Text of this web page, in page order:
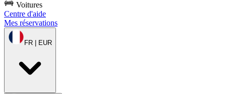
Voitures
Centre d'aide
Mes réservations
FR | EUR